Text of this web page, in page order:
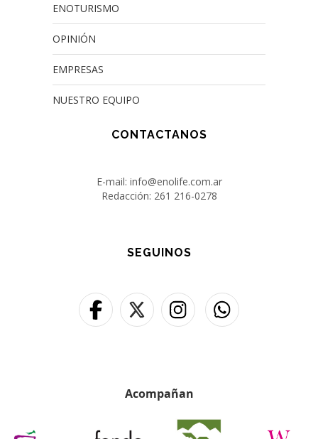
ENOTURISMO
OPINIÓN
EMPRESAS
NUESTRO EQUIPO
CONTACTANOS
E-mail: info@enolife.com.ar
Redacción: 261 216-0278
SEGUINOS
Acompañan